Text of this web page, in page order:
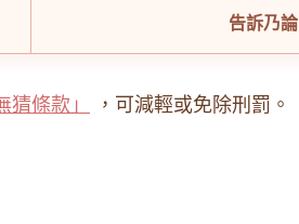
告訴乃論
猜條款」 ，可減輕或免除刑罰。